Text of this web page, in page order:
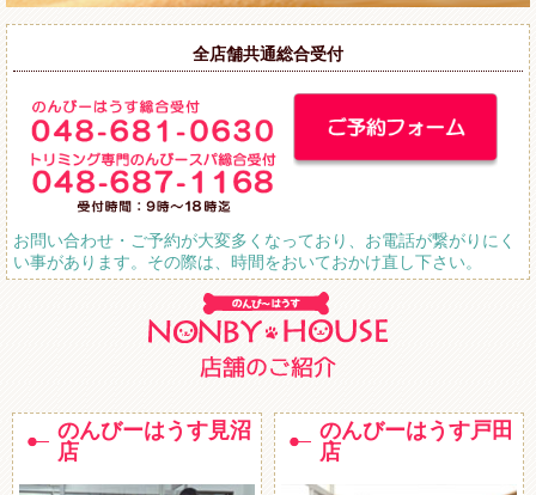
全店舗共通総合受付
お問い合わせ・ご予約が大変多くなっており、お電話が繋がりにく
い事があります。その際は、時間をおいておかけ直し下さい。
のんびーはうす見沼
店
のんびーはうす戸田
店